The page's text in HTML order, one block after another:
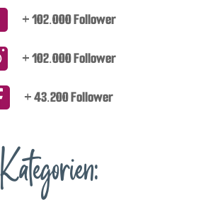
+ 102.000 Follower
+ 102.000 Follower
+ 43.200 Follower
Kategorien: